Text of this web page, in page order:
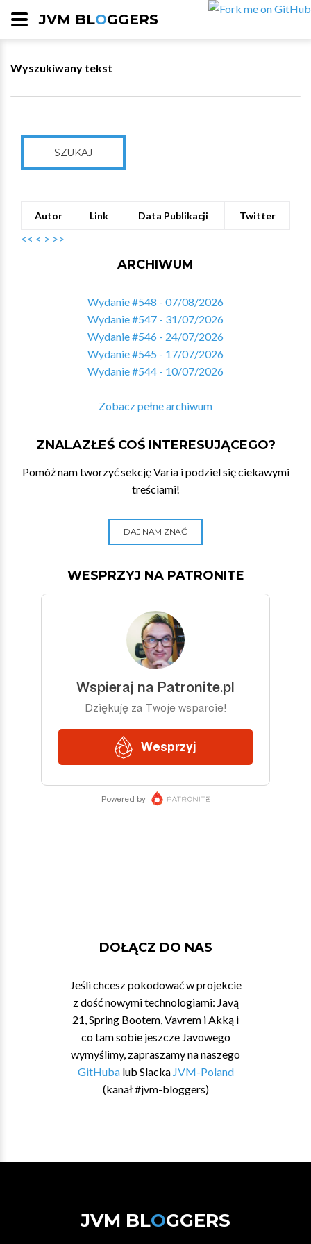
JVM BLOGGERS
Wyszukiwany tekst
SZUKAJ
Autor Link Data Publikacji Twitter
<< < > >>
ARCHIWUM
Wydanie #548 - 07/08/2026
Wydanie #547 - 31/07/2026
Wydanie #546 - 24/07/2026
Wydanie #545 - 17/07/2026
Wydanie #544 - 10/07/2026
Zobacz pełne archiwum
ZNALAZŁEŚ COŚ INTERESUJĄCEGO?
Pomóż nam tworzyć sekcję Varia i podziel się ciekawymi
treściami!
DAJ NAM ZNAĆ
WESPRZYJ NA PATRONITE
DOŁĄCZ DO NAS
Jeśli chcesz pokodować w projekcie
z dość nowymi technologiami: Javą
21, Spring Bootem, Vavrem i Akką i
co tam sobie jeszcze Javowego
wymyślimy, zapraszamy na naszego
GitHubalub Slacka JVM-Poland
(kanał #jvm-bloggers)
JVM BLOGGERS